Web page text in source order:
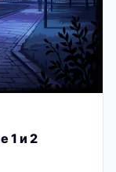
1 и 2